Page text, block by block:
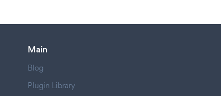
Main
Blog
Plugin Library